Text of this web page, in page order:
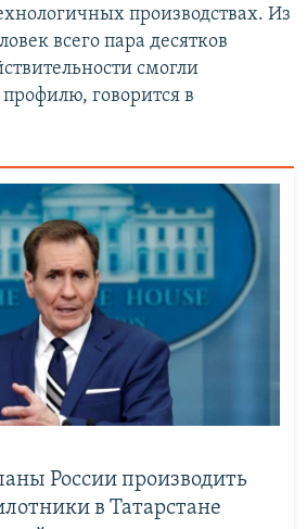
производствах. Из
всего пара десятков
смогли
говорится в
России производить
в Татарстане